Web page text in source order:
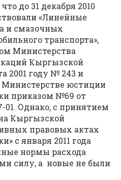
до 31 декабря 2010
«Линейные
и смазочных
транспорта»,
Министерства
Кыргызской
2001 году № 243 и
Министерстве юстиции
приказом №69 от
01. Однако, с принятием
Кыргызской
правовых актах
с января 2011 года
нормы расхода
силу, а новые не были